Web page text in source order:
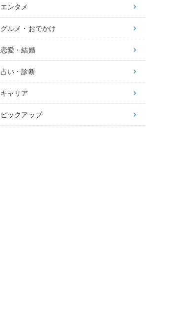
エンタメ
グルメ・おでかけ
恋愛・結婚
占い・診断
キャリア
ピックアップ